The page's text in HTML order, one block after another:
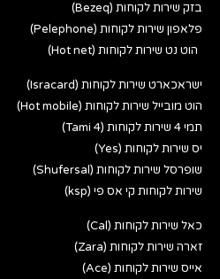
בזק שירות לקוחות (Bezeq)
פלאפון שירות לקוחות (Pelephone)
הוט נט שירות לקוחות (Hot net)
ישראכארט שירות לקוחות (Isracard)
הוט מובייל שירות לקוחות (Hot mobile)
תמי 4 שירות לקוחות (Tami 4)
יס שירות לקוחות (Yes)
שופרסל שירות לקוחות (Shufersal)
שירות לקוחות קי אס פי (ksp)
כאל שירות לקוחות (Cal)
זארה שירות לקוחות (Zara)
אייס שירות לקוחות (Ace)